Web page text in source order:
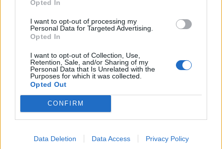
Opted In
I want to opt-out of processing my
Personal Data for Targeted Advertising.
Opted In
I want to opt-out of Collection, Use,
Retention, Sale, and/or Sharing of my
Personal Data that Is Unrelated with the
Purposes for which it was collected.
Opted Out
CONFIRM
Data Deletion Data Access Privacy Policy
πρόγραμμα ενίσχυσης του
Πρόεδρος ο Γαληνός Γιαγλής
Η Toyota φέρνει νέα γενιά
μπαταριών για τα υβριδικά της
Σε κινεζική… πολιορκία η